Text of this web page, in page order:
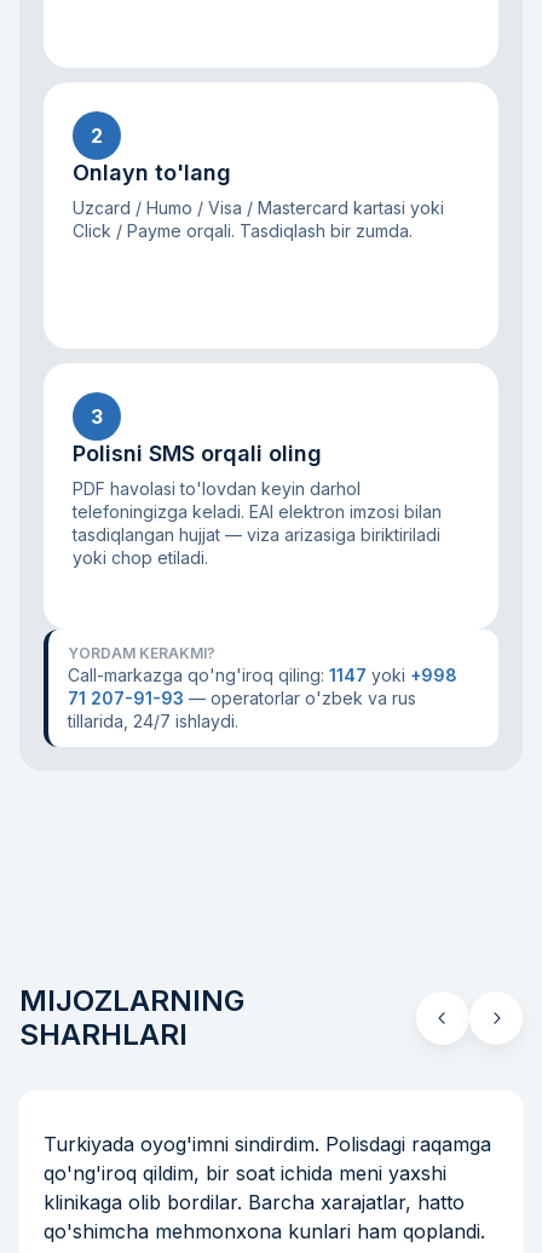
2
Onlayn to'lang
Uzcard / Humo / Visa / Mastercard kartasi yoki
Click / Payme orqali. Tasdiqlash bir zumda.
3
Polisni SMS orqali oling
PDF havolasi to'lovdan keyin darhol
telefoningizga keladi. EAI elektron imzosi bilan
tasdiqlangan hujjat — viza arizasiga biriktiriladi
yoki chop etiladi.
YORDAM KERAKMI?
Call-markazga qo'ng'iroq qiling: 1147 yoki +998
71 207-91-93 — operatorlar o'zbek va rus
tillarida, 24/7 ishlaydi.
MIJOZLARNING
SHARHLARI
Turkiyada oyog'imni sindirdim. Polisdagi raqamga
qo'ng'iroq qildim, bir soat ichida meni yaxshi
klinikaga olib bordilar. Barcha xarajatlar, hatto
qo'shimcha mehmonxona kunlari ham qoplandi.